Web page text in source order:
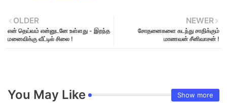
NEWER
சோதனைகளை கடந்து சாதிக்கும்
மாணவன் சீனிவாசன் !
OLDER
என் தெய்வம் என்னுடனே உள்ளது - இறந்த
மனைவிக்கு வீட்டில் சிலை !
You May Like Show more